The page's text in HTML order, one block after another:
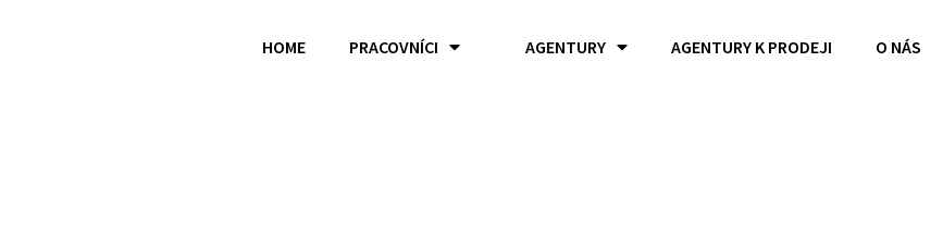
HOME PRACOVNÍCI AGENTURY AGENTURY K PRODEJI O NÁS